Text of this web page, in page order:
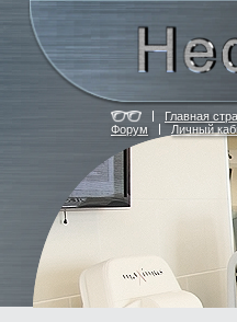
Главная
Форум
Личный